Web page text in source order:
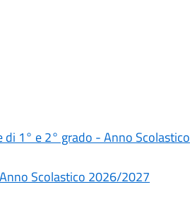
1° e 2° grado - Anno Scolastico
Scolastico 2026/2027